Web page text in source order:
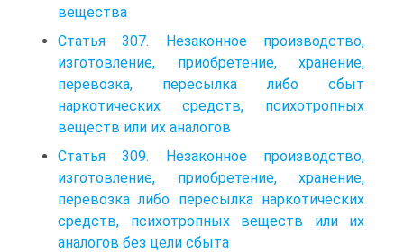
вещества
Статья 307. Незаконное производство,
изготовление, приобретение, хранение,
перевозка, пересылка либо сбыт
наркотических средств, психотропных
веществ или их аналогов
Статья 309. Незаконное производство,
изготовление, приобретение, хранение,
перевозка либо пересылка наркотических
средств, психотропных веществ или их
аналогов без цели сбыта